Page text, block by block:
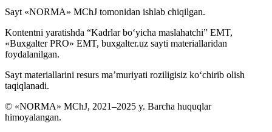
Sayt «NORMA» MChJ tomonidan ishlab chiqilgan.
Kontentni yaratishda “Kadrlar boʻyicha maslahatchi” EMT,
«Buxgalter PRO» EMT, buxgalter.uz sayti materiallaridan
foydalanilgan.
Sayt materiallarini resurs ma’muriyati roziligisiz koʻchirib olish
taqiqlanadi.
© «NORMA» MChJ, 2021–2025 y. Barcha huquqlar
himoyalangan.